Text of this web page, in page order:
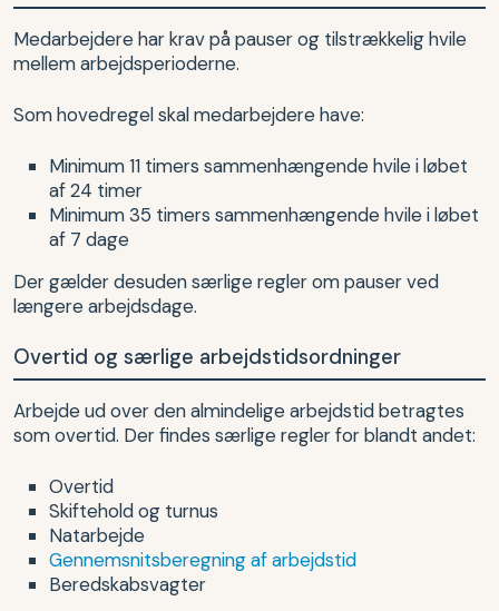
Medarbejdere har krav på pauser og tilstrækkelig hvile
mellem arbejdsperioderne.
Som hovedregel skal medarbejdere have:
Minimum 11 timers sammenhængende hvile i løbet
af 24 timer
Minimum 35 timers sammenhængende hvile i løbet
af 7 dage
Der gælder desuden særlige regler om pauser ved
længere arbejdsdage.
Overtid og særlige arbejdstidsordninger
Arbejde ud over den almindelige arbejdstid betragtes
som overtid. Der findes særlige regler for blandt andet:
Overtid
Skiftehold og turnus
Natarbejde
Gennemsnitsberegning af arbejdstid
Beredskabsvagter